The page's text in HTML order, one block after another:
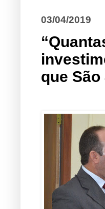
03/04/2019
que